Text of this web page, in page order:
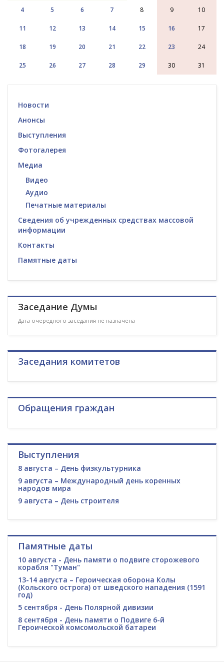
4 5 6 7 8 9 10
11 12 13 14 15 16 17
18 19 20 21 22 23 24
25 26 27 28 29 30 31
Новости
Анонсы
Выступления
Фотогалерея
Медиа
Видео
Аудио
Печатные материалы
Сведения об учрежденных средствах массовой
информации
Контакты
Памятные даты
Заседание Думы
Дата очередного заседания не назначена
Заседания комитетов
Обращения граждан
Выступления
8 августа – День физкультурника
9 августа – Международный день коренных
народов мира
9 августа – День строителя
Памятные даты
10 августа - День памяти о подвиге сторожевого
корабля "Туман"
13-14 августа – Героическая оборона Колы
(Кольского острога) от шведского нападения (1591
год)
5 сентября - День Полярной дивизии
8 сентября - День памяти о Подвиге 6-й
Героической комсомольской батареи